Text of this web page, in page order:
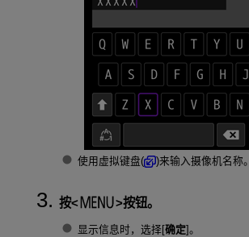
使用虚拟键盘( )来输入摄像机名称。
按 按钮。
显示信息时，选择[确定]。